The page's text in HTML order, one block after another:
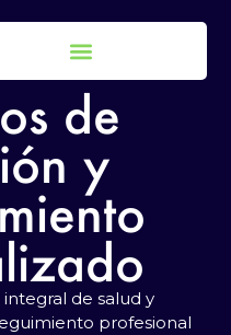
de
y
de salud y
profesional